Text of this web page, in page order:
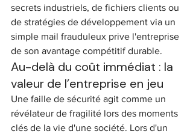
secrets industriels, de fichiers clients ou
de stratégies de développement via un
simple mail frauduleux prive l'entreprise
de son avantage compétitif durable.
Au-delà du coût immédiat : la
valeur de l’entreprise en jeu
Une faille de sécurité agit comme un
révélateur de fragilité lors des moments
clés de la vie d'une société. Lors d'un